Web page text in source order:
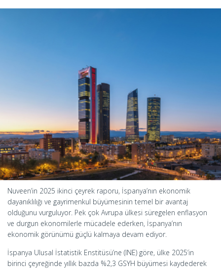
Nuveen’in 2025 ikinci çeyrek raporu, İspanya’nın ekonomik
dayanıklılığı ve gayrimenkul büyümesinin temel bir avantaj
olduğunu vurguluyor. Pek çok Avrupa ülkesi süregelen enflasyon
ve durgun ekonomilerle mücadele ederken, İspanya’nın
ekonomik görünümü güçlü kalmaya devam ediyor.
İspanya Ulusal İstatistik Enstitüsü’ne (INE) göre, ülke 2025’in
birinci çeyreğinde yıllık bazda %2,3 GSYH büyümesi kaydederek